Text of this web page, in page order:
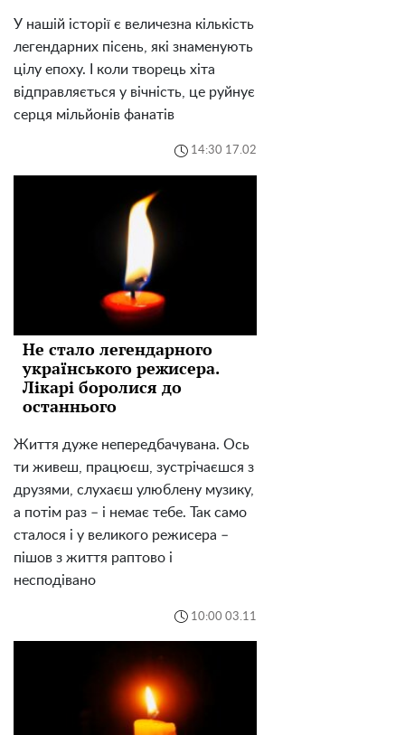
У нашій історії є величезна кількість
легендарних пісень, які знаменують
цілу епоху. І коли творець хіта
відправляється у вічність, це руйнує
серця мільйонів фанатів
14:30 17.02
Не стало легендарного
українського режисера.
Лікарі боролися до
останнього
Життя дуже непередбачувана. Ось
ти живеш, працюєш, зустрічаєшся з
друзями, слухаєш улюблену музику,
а потім раз – і немає тебе. Так само
сталося і у великого режисера –
пішов з життя раптово і
несподівано
10:00 03.11